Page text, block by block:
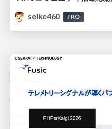
seike460
PRO